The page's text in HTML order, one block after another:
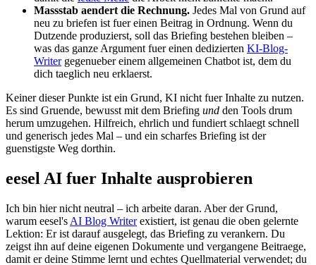
Massstab aendert die Rechnung. Jedes Mal von Grund auf
neu zu briefen ist fuer einen Beitrag in Ordnung. Wenn du
Dutzende produzierst, soll das Briefing bestehen bleiben –
was das ganze Argument fuer einen dedizierten KI-Blog-
Writergegenueber einem allgemeinen Chatbot ist, dem du
dich taeglich neu erklaerst.
Keiner dieser Punkte ist ein Grund, KI nicht fuer Inhalte zu nutzen.
Es sind Gruende, bewusst mit dem Briefing und den Tools drum
herum umzugehen. Hilfreich, ehrlich und fundiert schlaegt schnell
und generisch jedes Mal – und ein scharfes Briefing ist der
guenstigste Weg dorthin.
eesel AI fuer Inhalte ausprobieren
Ich bin hier nicht neutral – ich arbeite daran. Aber der Grund,
warum eesel's AI Blog Writerexistiert, ist genau die oben gelernte
Lektion: Er ist darauf ausgelegt, das Briefing zu verankern. Du
zeigst ihn auf deine eigenen Dokumente und vergangene Beitraege,
damit er deine Stimme lernt und echtes Quellmaterial verwendet; du